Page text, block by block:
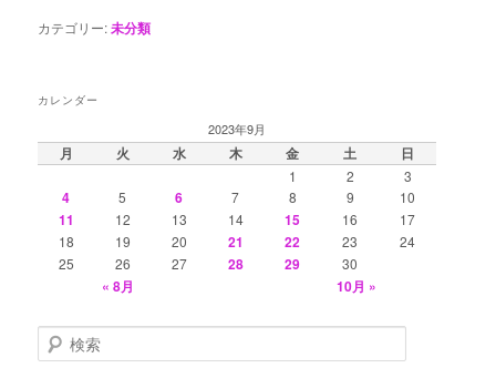
カテゴリー:未分類
カレンダー
2023年9月
月 火 水 木 金 土 日
1 2 3
4 5 6 7 8 9 10
11 12 13 14 15 16
17
18
19 20 21 22 23
24
25
26 27 28 29 30
« 8月 10月 »
検
索